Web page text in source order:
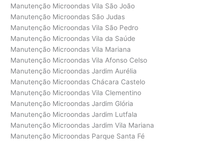
Manutenção Microondas Vila São João
Manutenção Microondas São Judas
Manutenção Microondas Vila São Pedro
Manutenção Microondas Vila da Saúde
Manutenção Microondas Vila Mariana
Manutenção Microondas Vila Afonso Celso
Manutenção Microondas Jardim Aurélia
Manutenção Microondas Chácara Castelo
Manutenção Microondas Vila Clementino
Manutenção Microondas Jardim Glória
Manutenção Microondas Jardim Lutfala
Manutenção Microondas Jardim Vila Mariana
Manutenção Microondas Parque Santa Fé